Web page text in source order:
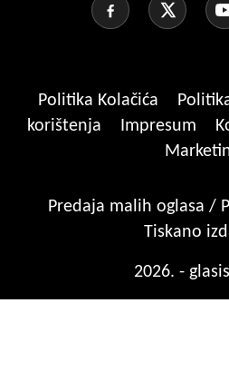
Politika Kolačića
korištenja
Impresum
Predaja malih oglasa /
Tiskano
2026. -